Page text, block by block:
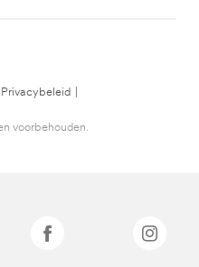
Privacybeleid
voorbehouden.